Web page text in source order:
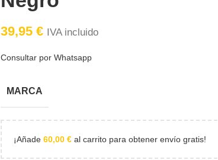
39,95 € IVA incluido
Consultar por Whatsapp
MARCA
¡Añade 60,00 €al carrito para obtener envío gratis!